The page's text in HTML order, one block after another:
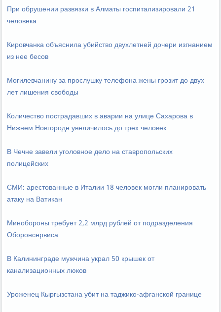
При обрушении развязки в Алматы госпитализировали 21
человека
Кировчанка объяснила убийство двухлетней дочери изгнанием
из нее бесов
Могилевчанину за прослушку телефона жены грозит до двух
лет лишения свободы
Количество пострадавших в аварии на улице Сахарова в
Нижнем Новгороде увеличилось до трех человек
В Чечне завели уголовное дело на ставропольских
полицейских
СМИ: арестованные в Италии 18 человек могли планировать
атаку на Ватикан
Минобороны требует 2,2 млрд рублей от подразделения
Оборонсервиса
В Калининграде мужчина украл 50 крышек от
канализационных люков
Уроженец Кыргызстана убит на таджико-афганской границе